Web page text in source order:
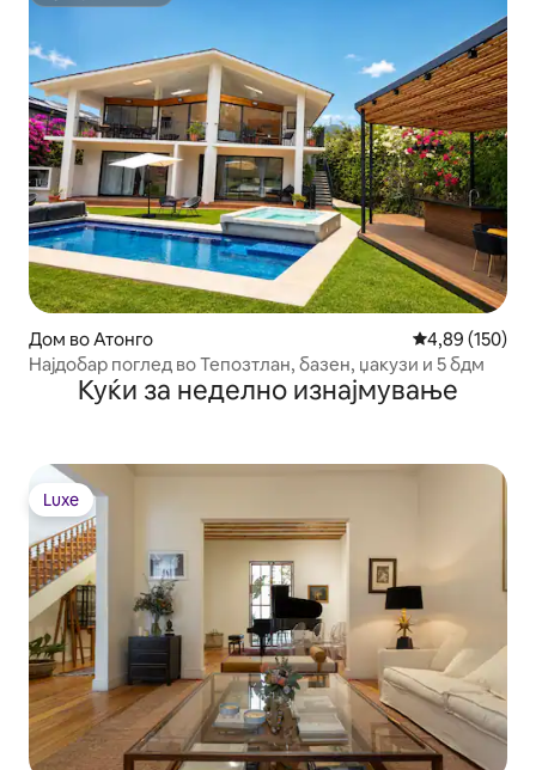
Дом во Атонго Просечна
4,89 (150)
Најдобар поглед во Тепозтлан, базен, џакузи и 5 бдм
Куќи за неделно изнајмување
Luxe
Luxe